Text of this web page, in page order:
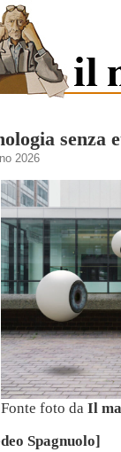
2026
Fonte foto da Il
Spagnuolo]